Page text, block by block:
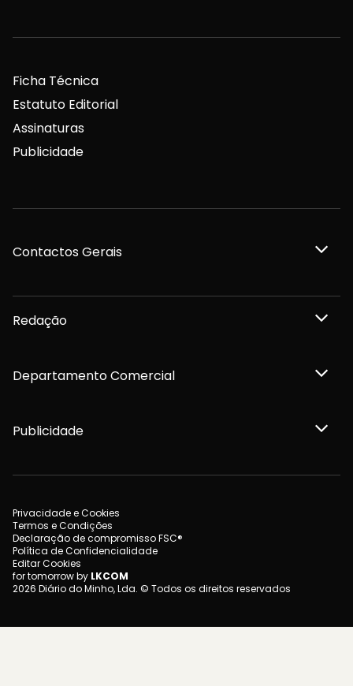
Ficha Técnica
Estatuto Editorial
Assinaturas
Publicidade
Contactos Gerais
Redação
Departamento Comercial
Publicidade
Privacidade e Cookies
Termos e Condições
Declaração de compromisso FSC®
Política de Confidencialidade
Editar Cookies
for tomorrow by LKCOM
2026 Diário do Minho, Lda. © Todos os direitos reservados